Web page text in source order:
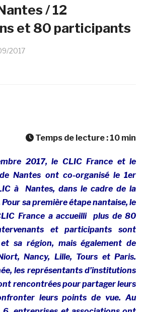
/ 12
et 80 participants
2017
Temps de lecture : 10 min
2017, le CLIC France et le
Nantes ont co-organisé le 1er
à Nantes, dans le cadre de la
sa première étape nantaise, le
France a accueilli plus de 80
et participants sont
sa région, mais également de
Nancy, Lille, Tours et Paris.
les représentants d’institutions
rencontrées pour partager leurs
leurs points de vue. Au